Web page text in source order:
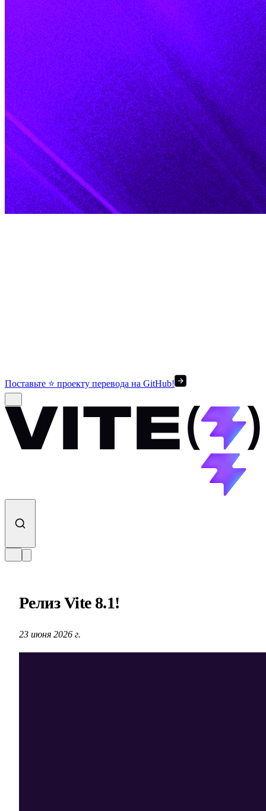
Поставьте ⭐ проекту перевода на GitHub!
Релиз Vite 8.1!
23 июня 2026 г.